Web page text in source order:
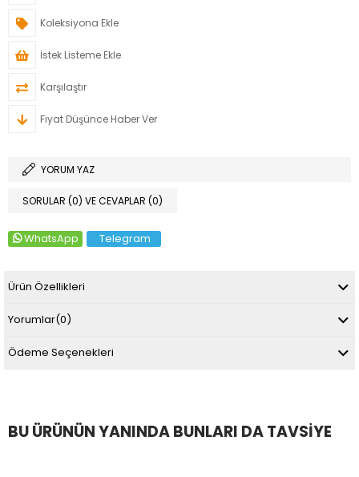
Koleksiyona Ekle
İstek Listeme Ekle
Karşılaştır
Fiyat Düşünce Haber Ver
YORUM YAZ
SORULAR (0) VE CEVAPLAR (0)
WhatsApp Telegram
Ürün Özellikleri
Yorumlar(0)
Ödeme Seçenekleri
BU ÜRÜNÜN YANINDA BUNLARI DA TAVSIYE